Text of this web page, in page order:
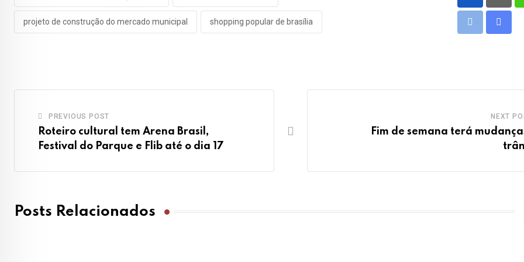
projeto de construção do mercado municipal shopping popular de brasília
Print
Share
PREVIOUS POST
Roteiro cultural tem Arena Brasil,
Festival do Parque e Flib até o dia 17
NEXT
Fim de semana terá
Posts Relacionados